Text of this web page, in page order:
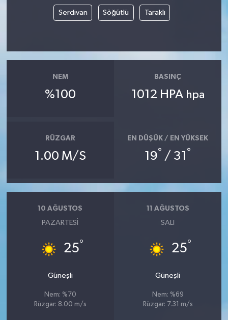
Serdivan Söğütlü Taraklı
NEM
%100
BASINÇ
1012 HPA hpa
RÜZGAR
1.00 M/S
EN DÜŞÜK / EN YÜKSEK
19° / 31 °
10 AĞUSTOS
PAZARTESI
25°
Güneşli
Nem: %70
Rüzgar: 8.00 m/s
11 AĞUSTOS
SALI
25°
Güneşli
Nem: %69
Rüzgar: 7.31 m/s